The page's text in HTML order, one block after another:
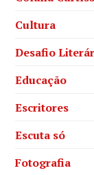
Cultura
Desafio
Educação
Escritores
Escuta só
Fotografia